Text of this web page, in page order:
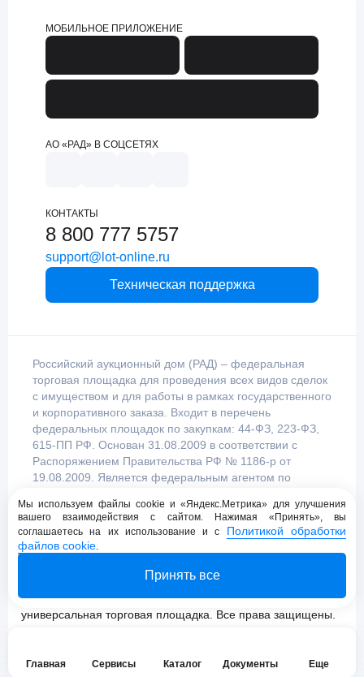
Главная Сервисы Каталог Документы Еще
МОБИЛЬНОЕ ПРИЛОЖЕНИЕ
АО «РАД» В СОЦСЕТЯХ
КОНТАКТЫ
8 800 777 5757
support@lot-online.ru
Техническая поддержка
Российский аукционный дом (РАД) – федеральная
торговая площадка для проведения всех видов сделок
с имуществом и для работы в рамках государственного
и корпоративного заказа. Входит в перечень
федеральных площадок по закупкам: 44-ФЗ, 223-ФЗ,
615-ПП РФ. Основан 31.08.2009 в соответствии с
Распоряжением Правительства РФ № 1186-р от
19.08.2009. Является федеральным агентом по
Правительством Российской Федерации.
Политика конфиденциальности
© 2009 - 2026 АО «Российский аукционный дом»
универсальная торговая площадка. Все права защищены.
Мы используем файлы cookie и «Яндекс.Метрика» для улучшения
вашего взаимодействия с сайтом. Нажимая «Принять», вы
соглашаетесь на их использование и с Политикой обработки
файлов cookie.
Принять все